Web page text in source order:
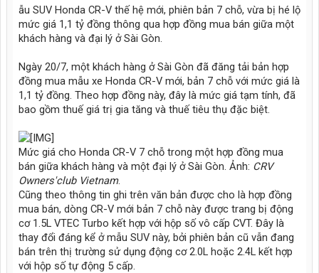
ẫu SUV Honda CR-V thế hệ mới, phiên bản 7 chỗ, vừa bị hé lộ
mức giá 1,1 tỷ đồng thông qua hợp đồng mua bán giữa một
khách hàng và đại lý ở Sài Gòn.
Ngày 20/7, một khách hàng ở Sài Gòn đã đăng tải bản hợp
đồng mua mẫu xe Honda CR-V mới, bản 7 chỗ với mức giá là
1,1 tỷ đồng. Theo hợp đồng này, đây là mức giá tạm tính, đã
bao gồm thuế giá trị gia tăng và thuế tiêu thụ đặc biệt.
Mức giá cho Honda CR-V 7 chỗ trong một hợp đồng mua
bán giữa khách hàng và một đại lý ở Sài Gòn. Ảnh: CRV
Owners'club Vietnam.
Cũng theo thông tin ghi trên văn bản được cho là hợp đồng
mua bán, dòng CR-V mới bản 7 chỗ này được trang bị động
cơ 1.5L VTEC Turbo kết hợp với hộp số vô cấp CVT. Đây là
thay đổi đáng kể ở mẫu SUV này, bởi phiên bản cũ vẫn đang
bán trên thị trường sử dụng động cơ 2.0L hoặc 2.4L kết hợp
với hộp số tự động 5 cấp.